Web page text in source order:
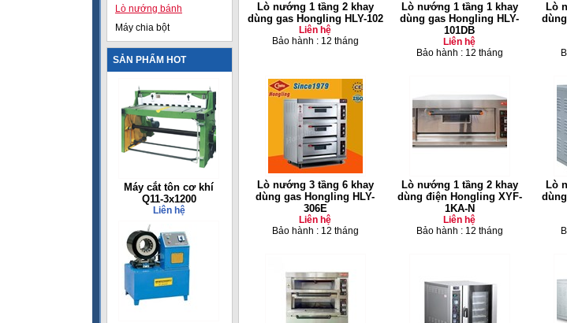
Lò nướng bánh
Máy chia bột
SẢN PHẨM HOT
Máy cắt tôn cơ khí
Q11-3x1200
Liên hệ
Lò nướng 1 tầng 2 khay
dùng gas Hongling HLY-102
Liên hệ
Bảo hành : 12 tháng
Lò nướng 1 tầng 1 khay
dùng gas Hongling HLY-
101DB
Liên hệ
Bảo hành : 12 tháng
Lò
Lò nướng 3 tầng 6 khay
dùng gas Hongling HLY-
306E
Liên hệ
Bảo hành : 12 tháng
Lò nướng 1 tầng 2 khay
dùng điện Hongling XYF-
1KA-N
Liên hệ
Bảo hành : 12 tháng
Lò